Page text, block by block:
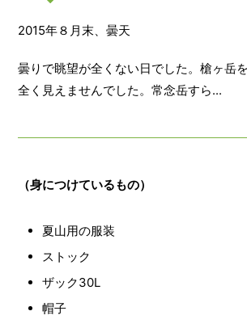
2015年８月末、曇天
曇りで眺望が全くない日でした。槍ヶ岳
全く見えませんでした。常念岳すら...
（身につけているもの）
夏山用の服装
ストック
ザック30L
帽子